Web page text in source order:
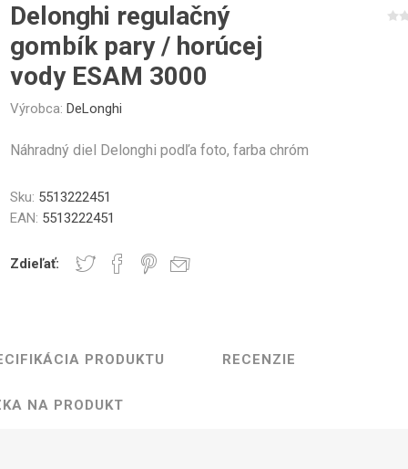
a Sklenice Kelímky na kávu
Časti krytu
jednotky Hadice a konektory
Gastro
Professional
Jura Lavazza
Delonghi regulačný
gombík pary / horúcej
vody ESAM 3000
Výrobca: DeLonghi
Náhradný diel Delonghi podľa foto, farba chróm
Sku: 5513222451
EAN: 5513222451
Zdieľať:
PRODUKTU RECENZIE
NA PRODUKT